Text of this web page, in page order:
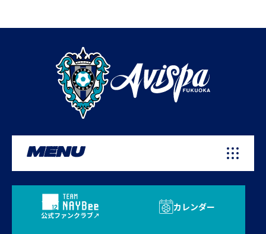
MENU
公式ファンクラブ
カレンダー